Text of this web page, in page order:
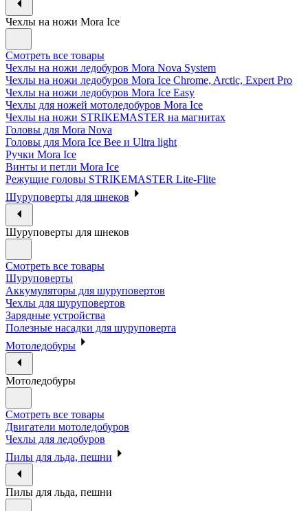
Чехлы на ножи Mora Ice
Смотреть все товары
Чехлы на ножи ледобуров Mora Nova System
Чехлы на ножи ледобуров Mora Ice Chrome, Arctic, Expert Pro
Чехлы на ножи ледобуров Mora Ice Easy
Чехлы для ножей мотоледобуров Mora Ice
Чехлы на ножи STRIKEMASTER на магнитах
Головы для Mora Nova
Головы для Mora Ice Bee и Ultra light
Ручки Mora Ice
Винты и петли Mora Ice
Режущие головы STRIKEMASTER Lite-Flite
Шуруповерты для шнеков
Шуруповерты для шнеков
Смотреть все товары
Шуруповерты
Аккумуляторы для шуруповертов
Чехлы для шуруповертов
Зарядные устройства
Полезные насадки для шуруповерта
Мотоледобуры
Мотоледобуры
Смотреть все товары
Двигатели мотоледобуров
Чехлы для ледобуров
Пилы для льда, пешни
Пилы для льда, пешни